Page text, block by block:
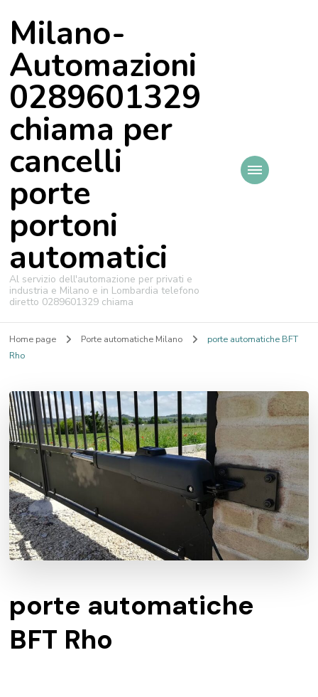
Milano-
Automazioni
0289601329
chiama per
cancelli
porte
portoni
automatici
Al servizio dell'automazione per privati e
industria e Milano e in Lombardia telefono
diretto 0289601329 chiama
Home page Porte automatiche Milano
porte automatiche BFT
Rho
porte automatiche
BFT Rho